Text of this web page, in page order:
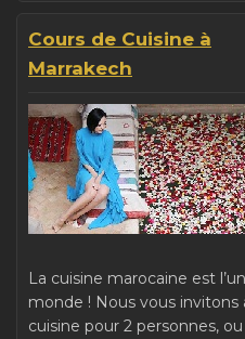
Cours de Cuisine à
Marrakech
La cuisine marocaine est
monde ! Nous vous
cuisine pour 2 personnes,